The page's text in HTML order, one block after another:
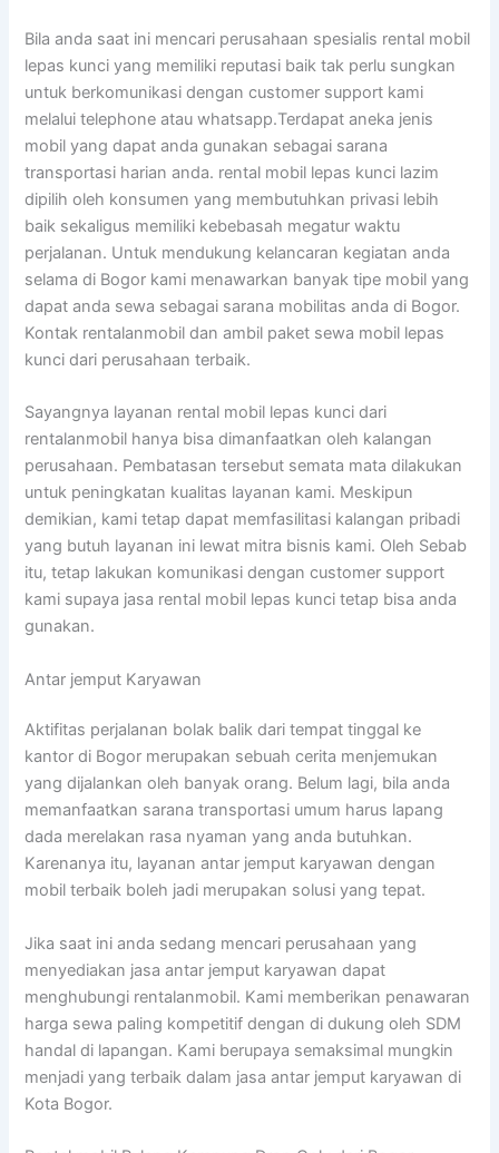
Bila anda saat ini mencari perusahaan spesialis rental mobil
lepas kunci yang memiliki reputasi baik tak perlu sungkan
untuk berkomunikasi dengan customer support kami
melalui telephone atau whatsapp.Terdapat aneka jenis
mobil yang dapat anda gunakan sebagai sarana
transportasi harian anda. rental mobil lepas kunci lazim
dipilih oleh konsumen yang membutuhkan privasi lebih
baik sekaligus memiliki kebebasah megatur waktu
perjalanan. Untuk mendukung kelancaran kegiatan anda
selama di Bogor kami menawarkan banyak tipe mobil yang
dapat anda sewa sebagai sarana mobilitas anda di Bogor.
Kontak rentalanmobil dan ambil paket sewa mobil lepas
kunci dari perusahaan terbaik.
Sayangnya layanan rental mobil lepas kunci dari
rentalanmobil hanya bisa dimanfaatkan oleh kalangan
perusahaan. Pembatasan tersebut semata mata dilakukan
untuk peningkatan kualitas layanan kami. Meskipun
demikian, kami tetap dapat memfasilitasi kalangan pribadi
yang butuh layanan ini lewat mitra bisnis kami. Oleh Sebab
itu, tetap lakukan komunikasi dengan customer support
kami supaya jasa rental mobil lepas kunci tetap bisa anda
gunakan.
Antar jemput Karyawan
Aktifitas perjalanan bolak balik dari tempat tinggal ke
kantor di Bogor merupakan sebuah cerita menjemukan
yang dijalankan oleh banyak orang. Belum lagi, bila anda
memanfaatkan sarana transportasi umum harus lapang
dada merelakan rasa nyaman yang anda butuhkan.
Karenanya itu, layanan antar jemput karyawan dengan
mobil terbaik boleh jadi merupakan solusi yang tepat.
Jika saat ini anda sedang mencari perusahaan yang
menyediakan jasa antar jemput karyawan dapat
menghubungi rentalanmobil. Kami memberikan penawaran
harga sewa paling kompetitif dengan di dukung oleh SDM
handal di lapangan. Kami berupaya semaksimal mungkin
menjadi yang terbaik dalam jasa antar jemput karyawan di
Kota Bogor.